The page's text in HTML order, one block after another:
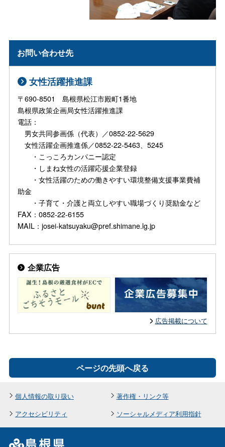
お問い合わせ先
女性活躍推進課
〒690-8501 島根県松江市殿町1番地
島根県政策企画局女性活躍推進課
電話：
男女共同参画係（代表）／0852-22-5629
女性活躍企画推進係／0852-22-5463、5245
・こっころカンパニー認定
・しまね女性の活躍応援企業登録
・女性活躍のための働きやすい環境整備支援事業費補
助金
・子育て・介護と両立しやすい職場づくり奨励金など
FAX：0852-22-6155
MAIL：josei-katsuyaku@pref.shimane.lg.jp
企業広告
広告掲載について
ページの先頭へ戻る
個人情報の取り扱い
著作権・リンク等
アクセシビリティ
ソーシャルメディア利用指針